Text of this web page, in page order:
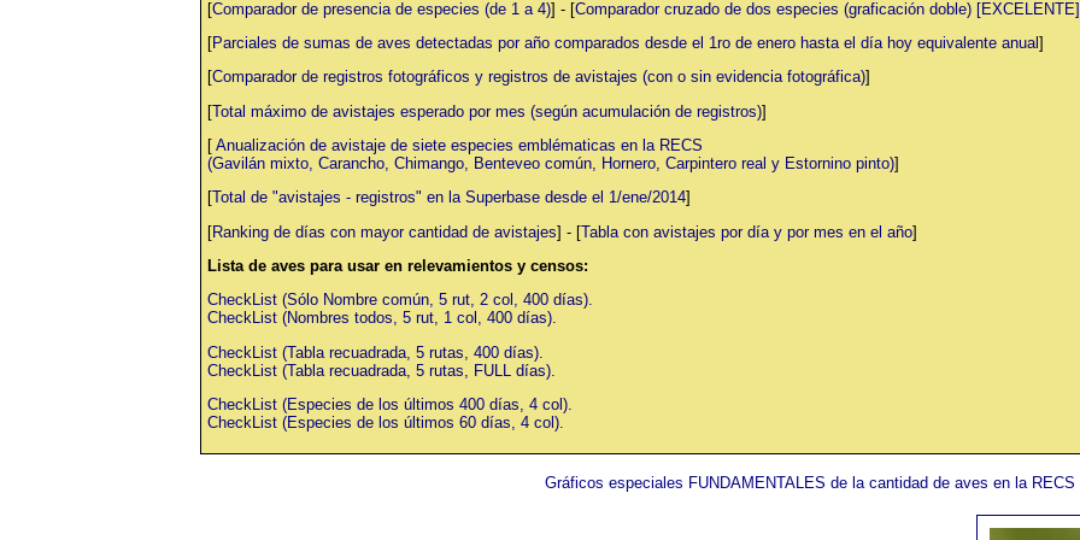
[Comparador de presencia de especies (de 1 a 4)] - [Comparador cruzado de dos especies (graficación doble) [EXCELENTE]
[Parciales de sumas de aves detectadas por año comparados desde el 1ro de enero hasta el día hoy equivalente anual ]
[Comparador de registros fotográficos y registros de avistajes (con o sin evidencia fotográfica)]
[Total máximo de avistajes esperado por mes (según acumulación de registros)]
[ Anualización de avistaje de siete especies emblématicas en la RECS
(Gavilán mixto, Carancho, Chimango, Benteveo común, Hornero, Carpintero real y Estornino pinto)]
[Total de "avistajes - registros" en la Superbase desde el 1/ene/2014]
[Ranking de días con mayor cantidad de avistajes] - [Tabla con avistajes por día y por mes en el año]
Lista de aves para usar en relevamientos y censos:
CheckList (Sólo Nombre común, 5 rut, 2 col, 400 días).
CheckList (Nombres todos, 5 rut, 1 col, 400 días).
CheckList (Tabla recuadrada, 5 rutas, 400 días).
CheckList (Tabla recuadrada, 5 rutas, FULL días).
CheckList (Especies de los últimos 400 días, 4 col).
CheckList (Especies de los últimos 60 días, 4 col).
Gráficos especiales FUNDAMENTALES de la cantidad de aves en la RECS